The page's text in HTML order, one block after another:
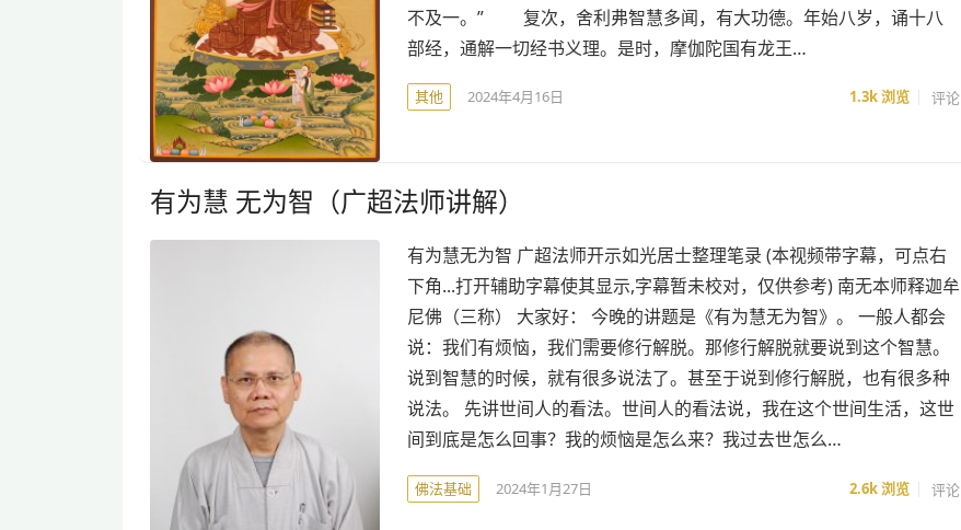
不及一。” 复次，舍利弗智慧多闻，有大功德。年始八岁，诵十八
部经，通解一切经书义理。是时，摩伽陀国有龙王…
其他 2024年4月16日 1.3k浏览 评论
有为慧 无为智（广超法师讲解）
有为慧无为智 广超法师开示如光居士整理笔录 (本视频带字幕，可点右
下角...打开辅助字幕使其显示,字幕暂未校对，仅供参考) 南无本师释迦牟
尼佛（三称） 大家好： 今晚的讲题是《有为慧无为智》。 一般人都会
说：我们有烦恼，我们需要修行解脱。那修行解脱就要说到这个智慧。
说到智慧的时候，就有很多说法了。甚至于说到修行解脱，也有很多种
说法。 先讲世间人的看法。世间人的看法说，我在这个世间生活，这世
间到底是怎么回事？我的烦恼是怎么来？我过去世怎么…
佛法基础 2024年1月27日 2.6k浏览 评论